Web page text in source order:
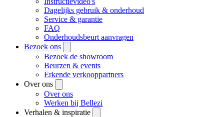
Dagelijks gebruik & onderhoud
Service & garantie
FAQ
Onderhoudsbeurt aanvragen
Bezoek ons
Bezoek de showroom
Beurzen & events
Erkende verkooppartners
Over ons
Over ons
Werken bij Bellezi
Verhalen & inspiratie